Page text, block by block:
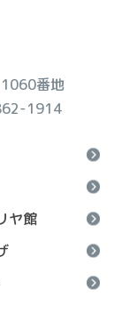
番地
1914
ヤ館